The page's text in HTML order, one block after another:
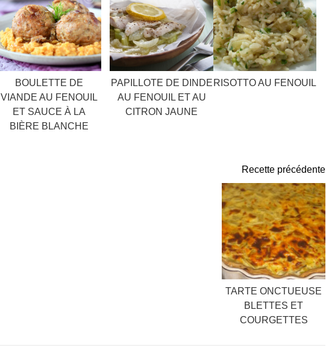
BOULETTE DE
VIANDE AU FENOUIL
ET SAUCE À LA
BIÈRE BLANCHE
PAPILLOTE DE DINDE
AU FENOUIL ET AU
CITRON JAUNE
RISOTTO AU FENOUIL
Recette précédente
TARTE ONCTUEUSE
BLETTES ET
COURGETTES